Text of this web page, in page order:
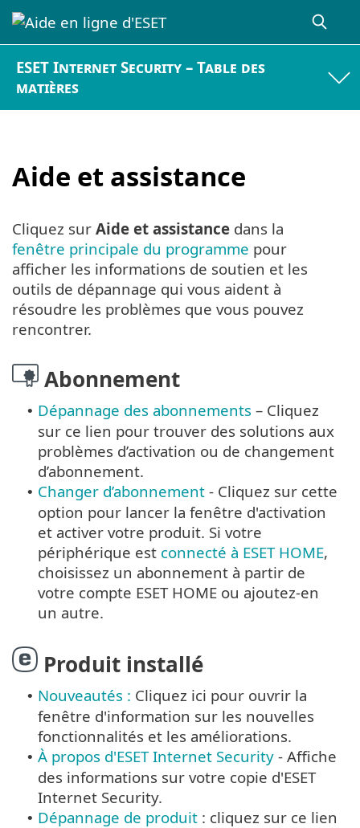
ESET Internet Security – Table des
matières
Aide et assistance
Cliquez sur Aide et assistance dans la
fenêtre principale du programme pour
afficher les informations de soutien et les
outils de dépannage qui vous aident à
résoudre les problèmes que vous pouvez
rencontrer.
Abonnement
• Dépannage des abonnements – Cliquez
sur ce lien pour trouver des solutions aux
problèmes d’activation ou de changement
d’abonnement.
• Changer d’abonnement - Cliquez sur cette
option pour lancer la fenêtre d'activation
et activer votre produit. Si votre
périphérique est connecté à ESET HOME,
choisissez un abonnement à partir de
votre compte ESET HOME ou ajoutez-en
un autre.
Produit installé
• Nouveautés : Cliquez ici pour ouvrir la
fenêtre d'information sur les nouvelles
fonctionnalités et les améliorations.
• À propos d'ESET Internet Security - Affiche
des informations sur votre copie d'ESET
Internet Security.
• Dépannage de produit : cliquez sur ce lien